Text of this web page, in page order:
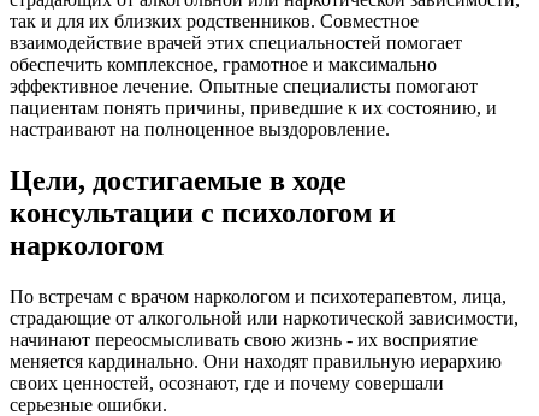
так и для их близких родственников. Совместное
взаимодействие врачей этих специальностей помогает
обеспечить комплексное, грамотное и максимально
эффективное лечение. Опытные специалисты помогают
пациентам понять причины, приведшие к их состоянию, и
настраивают на полноценное выздоровление.
Цели, достигаемые в ходе
консультации с психологом и
наркологом
По встречам с врачом наркологом и психотерапевтом, лица,
страдающие от алкогольной или наркотической зависимости,
начинают переосмысливать свою жизнь - их восприятие
меняется кардинально. Они находят правильную иерархию
своих ценностей, осознают, где и почему совершали
серьезные ошибки.